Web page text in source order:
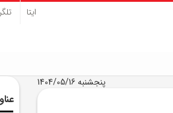
ایتا
پنجشنبه 1404/05/16